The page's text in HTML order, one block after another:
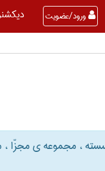
ورود/عضویت
، مجموعه ی مجزّا ،